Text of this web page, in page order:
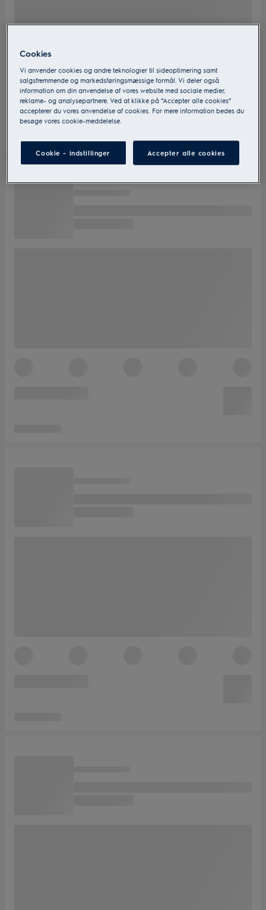
Cookies
Vi anvender cookies og andre teknologier til sideoptimering samt
salgsfremmende og markedsføringsmæssige formål. Vi deler også
information om din anvendelse af vores website med sociale medier,
reklame- og analysepartnere. Ved at klikke på “Accepter alle cookies”
accepterer du vores anvendelse af cookies. For mere information bedes du
besøge vores cookie-meddelelse.
Cookie - indstillinger Accepter alle cookies